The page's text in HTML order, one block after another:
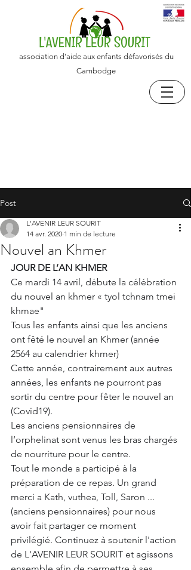
association d'aide aux enfants défavorisés du
Cambodge
Post
Nouvel an Khmer
L'AVENIR LEUR SOURIT
14 avr. 2020 1 min de lecture
JOUR DE L’AN KHMER
Ce mardi 14 avril, débute la célébration
du nouvel an khmer « tyol tchnam tmei
khmae"
Tous les enfants ainsi que les anciens
ont fêté le nouvel an Khmer (année
2564 au calendrier khmer)
Cette année, contrairement aux autres
années, les enfants ne pourront pas
sortir du centre pour fêter le nouvel an
(Covid19).
Les anciens pensionnaires de
l’orphelinat sont venus les bras chargés
de nourriture pour le centre.
Tout le monde a participé à la
préparation de ce repas. Un grand
merci a Kath, vuthea, Toll, Saron ...
(anciens pensionnaires) pour nous
avoir fait partager ce moment
privilégié. Continuez à soutenir l'action
de L'AVENIR LEUR SOURIT et agissons